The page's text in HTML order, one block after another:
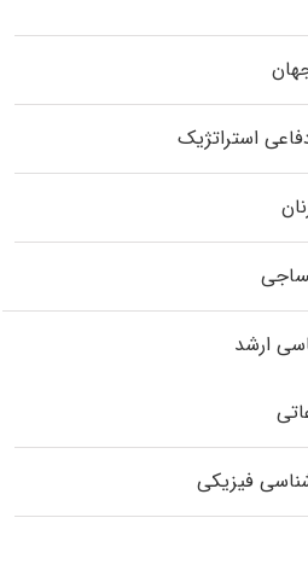
استراتژیک
ارشد
فیزیکی